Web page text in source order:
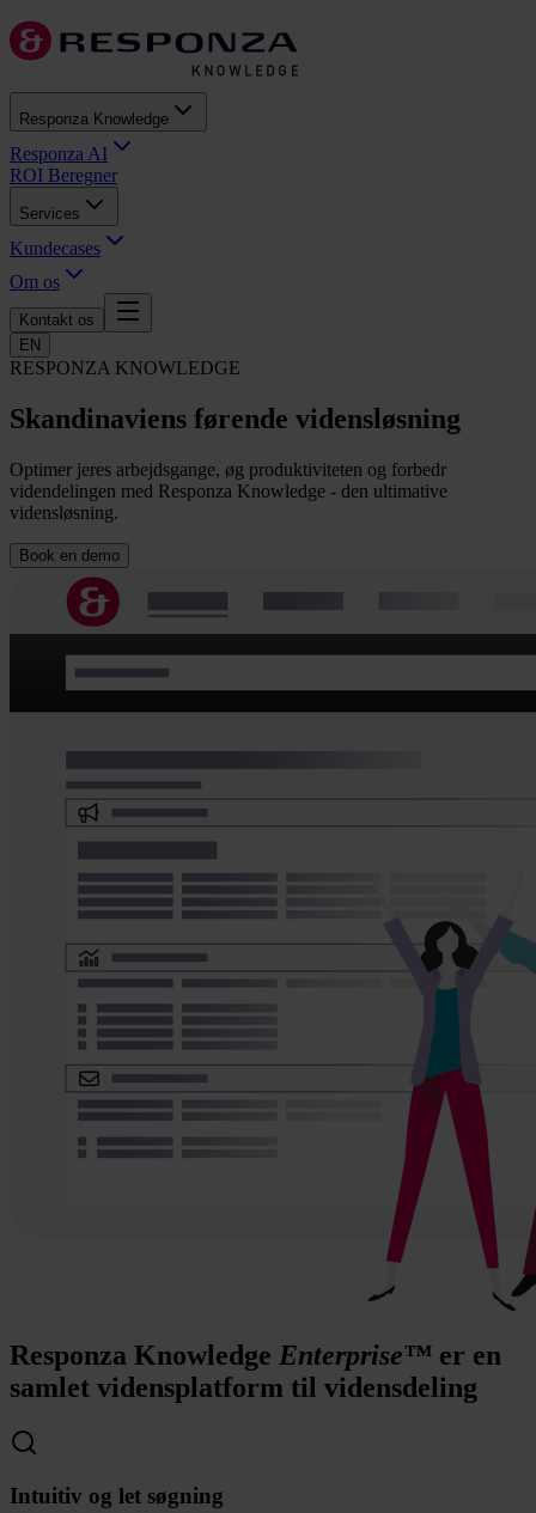
Responza Knowledge
Responza AI
ROI Beregner
Services
Kundecases
Om os
Kontakt os
EN
RESPONZA KNOWLEDGE
Skandinaviens førende vidensløsning
Optimer jeres arbejdsgange, øg produktiviteten og forbedr
videndelingen med Responza Knowledge - den ultimative
vidensløsning.
Book en demo
Responza Knowledge Enterprise™ er en
samlet vidensplatform til vidensdeling
Intuitiv og let søgning